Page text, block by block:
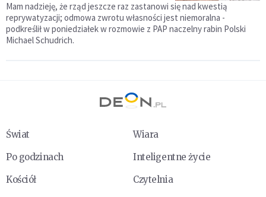
Mam nadzieję, że rząd jeszcze raz zastanowi się nad kwestią
reprywatyzacji; odmowa zwrotu własności jest niemoralna -
podkreślił w poniedziałek w rozmowie z PAP naczelny rabin Polski
Michael Schudrich.
Świat
Wiara
Po godzinach
Inteligentne życie
Kościół
Czytelnia